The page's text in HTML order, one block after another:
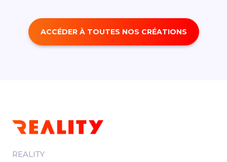
ACCÉDER À TOUTES NOS CRÉATIONS
REALITY